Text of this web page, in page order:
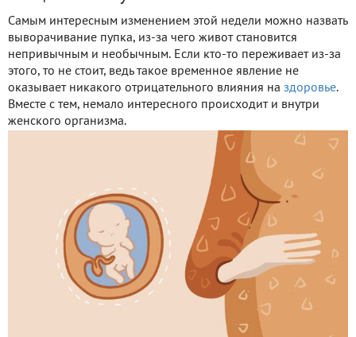
Самым интересным изменением этой недели можно назвать
выворачивание пупка, из-за чего живот становится
непривычным и необычным. Если кто-то переживает из-за
этого, то не стоит, ведь такое временное явление не
оказывает никакого отрицательного влияния на здоровье.
Вместе с тем, немало интересного происходит и внутри
женского организма.